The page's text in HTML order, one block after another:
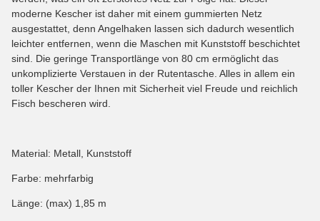
moderne Kescher ist daher mit einem gummierten Netz
ausgestattet, denn Angelhaken lassen sich dadurch wesentlich
leichter entfernen, wenn die Maschen mit Kunststoff beschichtet
sind. Die geringe Transportlänge von 80 cm ermöglicht das
unkomplizierte Verstauen in der Rutentasche. Alles in allem ein
toller Kescher der Ihnen mit Sicherheit viel Freude und reichlich
Fisch bescheren wird.
Material: Metall, Kunststoff
Farbe: mehrfarbig
Länge: (max) 1,85 m